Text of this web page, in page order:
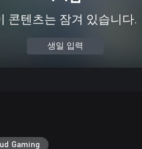
콘텐츠는 잠겨 있습니다.
생일 입력
Gaming